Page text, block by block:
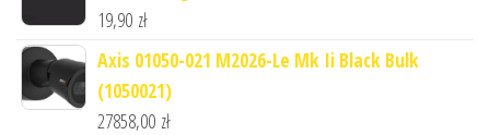
19,90 zł
Axis 01050-021 M2026-Le Mk Ii Black Bulk
(1050021)
27858,00 zł